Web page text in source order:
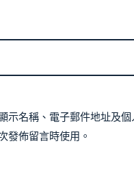
示名稱、電子郵件地址及個
發佈留言時使用。